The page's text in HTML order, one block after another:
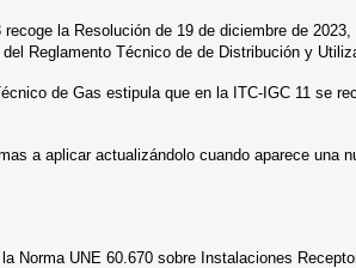
la Resolución de 19 de diciembre de
Reglamento Técnico de de Distribución y
de Gas estipula que en la ITC-IGC 11 se
a aplicar actualizándolo cuando aparece
Norma UNE 60.670 sobre Instalaciones